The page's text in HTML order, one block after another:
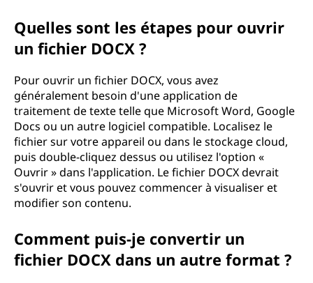
Quelles sont les étapes pour ouvrir
un fichier DOCX ?
Pour ouvrir un fichier DOCX, vous avez
généralement besoin d'une application de
traitement de texte telle que Microsoft Word, Google
Docs ou un autre logiciel compatible. Localisez le
fichier sur votre appareil ou dans le stockage cloud,
puis double-cliquez dessus ou utilisez l'option «
Ouvrir » dans l'application. Le fichier DOCX devrait
s'ouvrir et vous pouvez commencer à visualiser et
modifier son contenu.
Comment puis-je convertir un
fichier DOCX dans un autre format ?